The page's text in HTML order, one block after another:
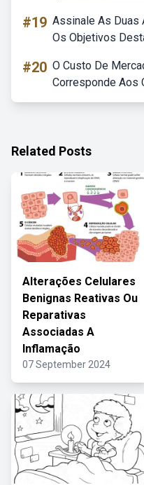
#19 Assinale As Duas
Os Objetivos
#20 O Custo De
Corresponde Aos
Related Posts
Alterações Celulares
Benignas Reativas Ou
Reparativas
Associadas A
Inflamação
07 September 2024